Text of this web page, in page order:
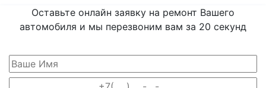
Оставьте онлайн заявку на ремонт Вашего
автомобиля и мы перезвоним вам за 20 секунд